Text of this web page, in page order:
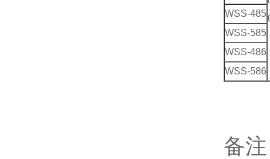
WSS-485
WSS-585
WSS-486
WSS-586
备